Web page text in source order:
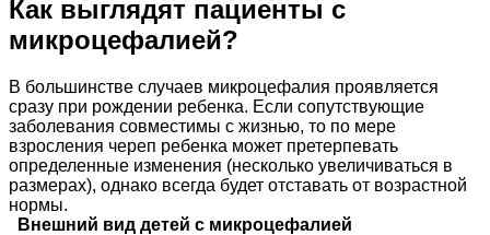
Как выглядят пациенты с
микроцефалией?
В большинстве случаев микроцефалия проявляется
сразу при рождении ребенка. Если сопутствующие
заболевания совместимы с жизнью, то по мере
взросления череп ребенка может претерпевать
определенные изменения (несколько увеличиваться в
размерах), однако всегда будет отставать от возрастной
нормы.
Внешний вид детей с микроцефалией